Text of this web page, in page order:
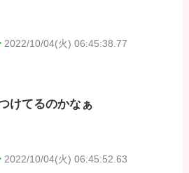
2022/10/04(火) 06:45:38.77
けてるのかなぁ
2022/10/04(火) 06:45:52.63